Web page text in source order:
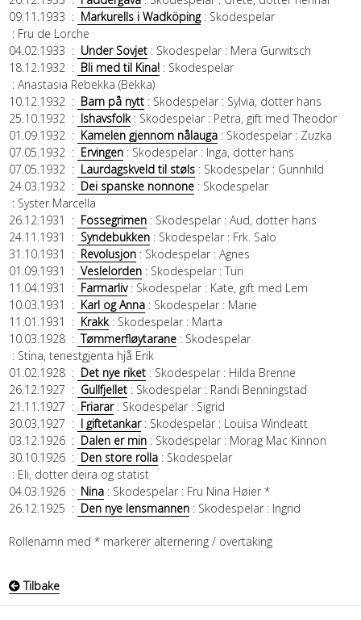
09.11.1933 : Markurells i Wadköping: Skodespelar
: Fru de Lorche
04.02.1933 : Under Sovjet: Skodespelar: Mera Gurwitsch
18.12.1932: Bli med til Kina!: Skodespelar
: Anastasia Rebekka (Bekka)
10.12.1932: Barn på nytt: Skodespelar: Sylvia, dotter hans
25.10.1932: Ishavsfolk: Skodespelar: Petra, gift med Theodor
01.09.1932: Kamelen gjennom nålauga: Skodespelar: Zuzka
07.05.1932: Ervingen: Skodespelar: Inga, dotter hans
07.05.1932: Laurdagskveld til støls: Skodespelar: Gunnhild
24.03.1932: Dei spanske nonnone: Skodespelar
: Syster Marcella
26.12.1931
: Fossegrimen: Skodespelar: Aud, dotter hans
24.11.1931
: Syndebukken: Skodespelar: Frk. Salo
31.10.1931
: Revolusjon: Skodespelar: Agnes
01.09.1931
: Veslelorden: Skodespelar: Turi
11.04.1931
: Farmarliv: Skodespelar: Kate, gift med Lem
10.03.1931
: Karl og Anna: Skodespelar: Marie
11.01.1931
: Krakk: Skodespelar: Marta
10.03.1928: Tømmerfløytarane: Skodespelar
: Stina, tenestgjenta hjå Erik
01.02.1928: Det nye riket: Skodespelar: Hilda Brenne
26.12.1927 : Gullfjellet: Skodespelar: Randi Benningstad
21.11.1927 : Friarar: Skodespelar: Sigrid
30.03.1927 : I giftetankar: Skodespelar: Louisa Windeatt
03.12.1926: Dalen er min: Skodespelar: Morag Mac Kinnon
30.10.1926: Den store rolla: Skodespelar
: Eli, dotter deira og statist
04.03.1926: Nina: Skodespelar: Fru Nina Høier *
26.12.1925 : Den nye lensmannen: Skodespelar: Ingrid
Rollenamn med * markerer alternering / overtaking
Tilbake